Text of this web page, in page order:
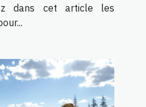
dans cet article les